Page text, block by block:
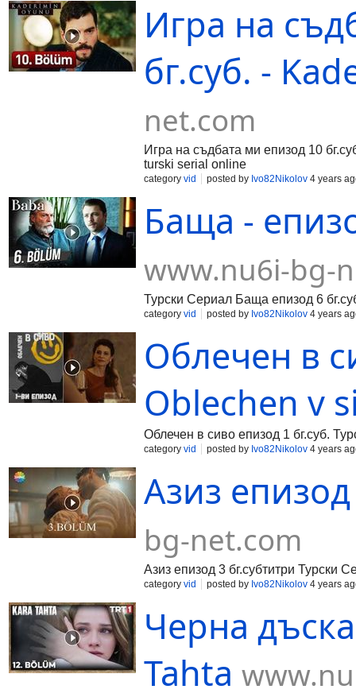
Игра на
бг.суб. -
net.com
Игра на съдбата ми епизод 10
turski serial online
category vid posted by Ivo82Nikolov 4 years
Баща -
www.nu6i-bg-
Турски Сериал Баща епизод 6
category vid posted by Ivo82Nikolov 4 years
Облечен в
Oblechen v
Облечен в сиво епизод 1 бг.суб.
category vid posted by Ivo82Nikolov 4 years
Азиз
bg-net.com
Азиз епизод 3 бг.субтитри Турски
category vid posted by Ivo82Nikolov 4 years
Черна
Tahta